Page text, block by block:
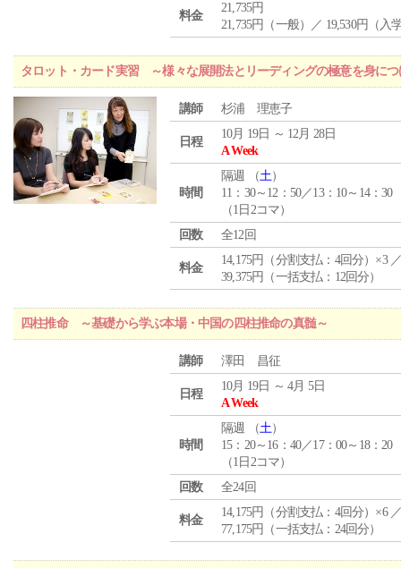
料金
21,735円
21,735円（一般）／ 19,530円（入
タロット・カード実習 ～様々な展開法とリーディングの極意を身につ
講師 杉浦 理恵子
日程
10月 19日 ～ 12月 28日
A Week
時間
隔週 （土）
11：30～12：50／13：10～14：30
（1日2コマ）
回数
全12回
料金
14,175円（分割支払：4回分）×3
39,375円（一括支払：12回分）
四柱推命 ～基礎から学ぶ本場・中国の四柱推命の真髄～
講師 澤田 昌征
日程
10月 19日 ～ 4月 5日
A Week
時間
隔週 （土）
15：20～16：40／17：00～18：20
（1日2コマ）
回数
全24回
料金
14,175円（分割支払：4回分）×6
77,175円（一括支払：24回分）